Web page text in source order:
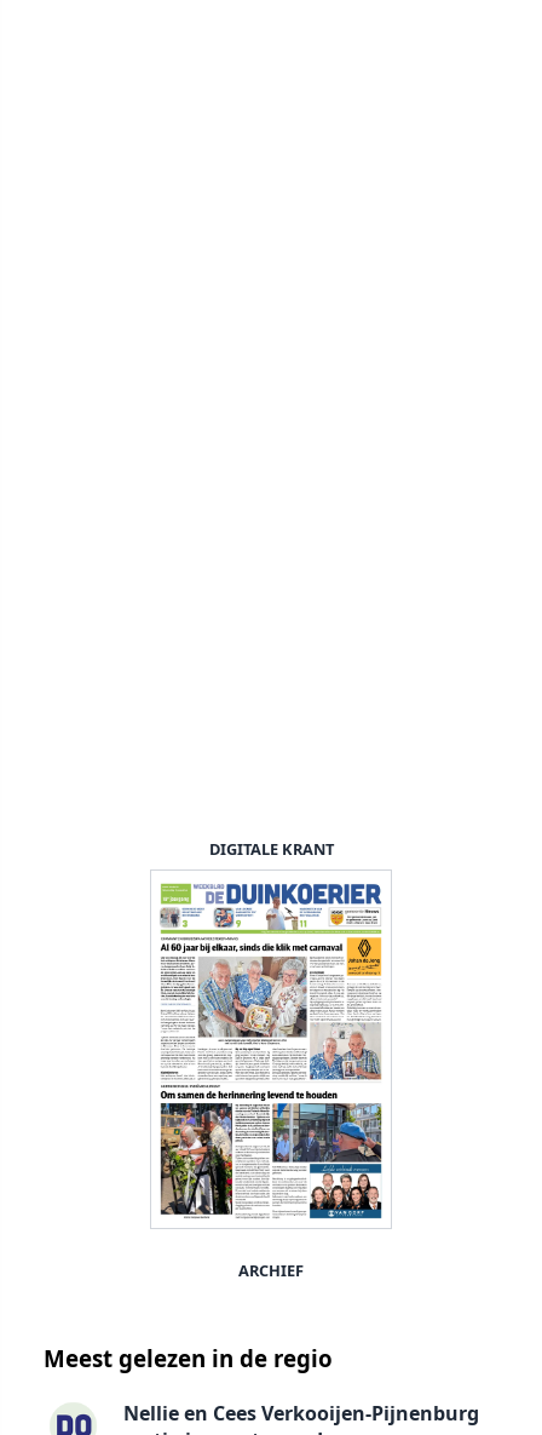
DIGITALE KRANT
ARCHIEF
Meest gelezen in de regio
Nellie en Cees Verkooijen-Pijnenburg